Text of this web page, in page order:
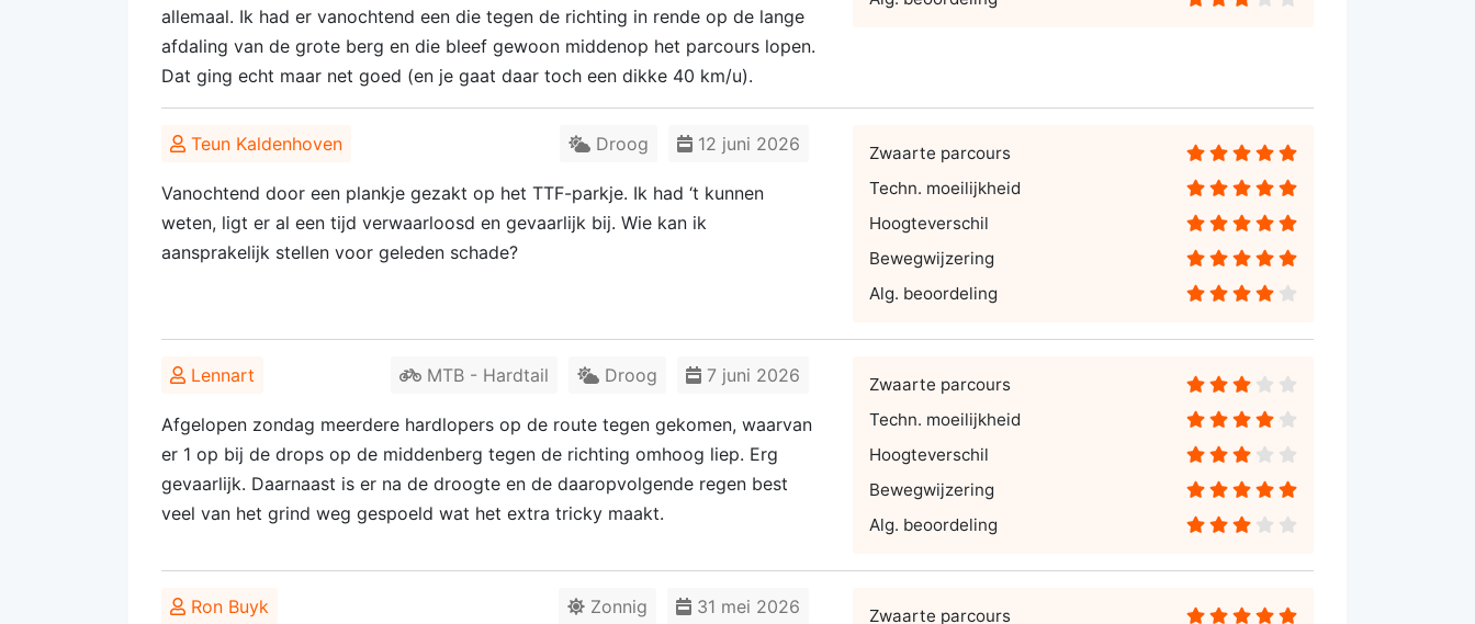
allemaal. Ik had er vanochtend een die tegen de richting in rende op de lange
afdaling van de grote berg en die bleef gewoon middenop het parcours lopen.
Dat ging echt maar net goed (en je gaat daar toch een dikke 40 km/u).
Teun Kaldenhoven 12 juni 2026
Droog
Vanochtend door een plankje gezakt op het TTF-parkje. Ik had ‘t kunnen
weten, ligt er al een tijd verwaarloosd en gevaarlijk bij. Wie kan ik
aansprakelijk stellen voor geleden schade?
Zwaarte parcours
Techn. moeilijkheid
Hoogteverschil
Bewegwijzering
Alg. beoordeling
Lennart 7 juni 2026
Droog
MTB - Hardtail
Afgelopen zondag meerdere hardlopers op de route tegen gekomen, waarvan
er 1 op bij de drops op de middenberg tegen de richting omhoog liep. Erg
gevaarlijk. Daarnaast is er na de droogte en de daaropvolgende regen best
veel van het grind weg gespoeld wat het extra tricky maakt.
Zwaarte parcours
Techn. moeilijkheid
Hoogteverschil
Bewegwijzering
Alg. beoordeling
Ron Buyk 31 mei 2026
Zonnig Zwaarte parcours